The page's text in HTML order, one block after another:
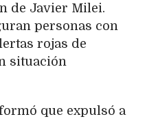
de Javier Milei.
personas con
rojas de
situación
que expulsó a